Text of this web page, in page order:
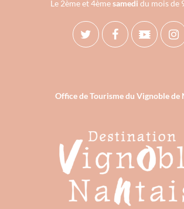
Le 2ème et 4èmesamedi du mois de
Office de Tourisme du Vignoble de